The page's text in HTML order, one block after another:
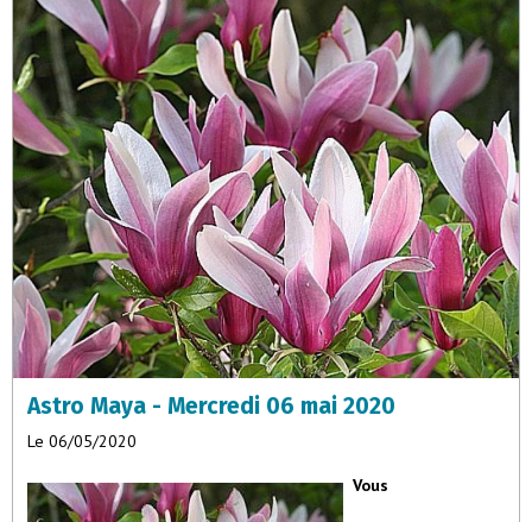
passions et écouter votre voix intérieure. Vous détenez la sagesse
mais elle est trop souvent étouffée par vos désirs.
Astro Maya - Mercredi 06 mai 2020
Le 06/05/2020
Vous